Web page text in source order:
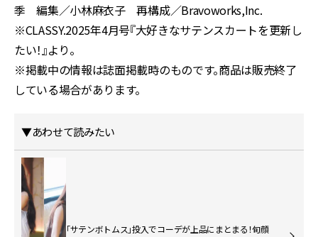
季 編集／小林麻衣子 再構成／Bravoworks,Inc.
※CLASSY.2025年4月号『大好きなサテンスカートを更新し
たい！』より。
※掲載中の情報は誌面掲載時のものです。商品は販売終了
している場合があります。
▼あわせて読みたい
「サテンボトムス」投入でコーデが上品にまとまる！旬顔